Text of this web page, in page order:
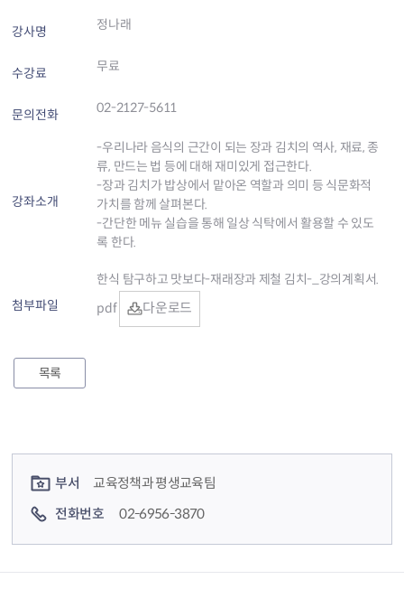
강사명 정나래
수강료 무료
문의전화 02-2127-5611
강좌소개
-우리나라 음식의 근간이 되는 장과 김치의 역사, 재료, 종
류, 만드는 법 등에 대해 재미있게 접근한다.
-장과 김치가 밥상에서 맡아온 역할과 의미 등 식문화적
가치를 함께 살펴본다.
-간단한 메뉴 실습을 통해 일상 식탁에서 활용할 수 있도
록 한다.
첨부파일
한식 탐구하고 맛보다-재래장과 제철 김치-_강의계획서.
pdf
다운로드
목록
부서
교육정책과 평생교육팀
전화번호
02-6956-3870